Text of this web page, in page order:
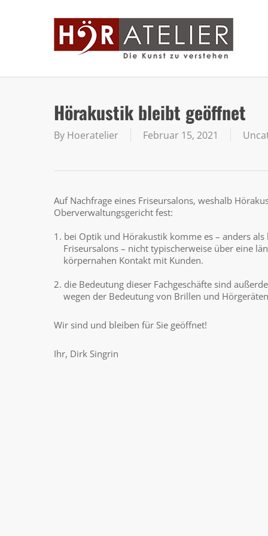
Hörakustik bleibt geöffnet
By Hoeratelier Februar 15, 2021
Auf Nachfrage eines Friseursalons, weshalb
Oberverwaltungsgericht fest:
1. bei Optik und Hörakustik komme es – anders als
Friseursalons – nicht typischerweise über eine
körpernahen Kontakt mit Kunden.
2. die Bedeutung dieser Fachgeschäfte sind
wegen der Bedeutung von Brillen und
Wir sind und bleiben für Sie geöffnet!
Ihr, Dirk Singrin